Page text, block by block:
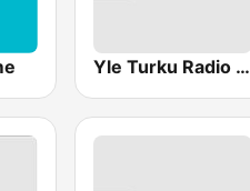
Yle Turku Radio Suomi